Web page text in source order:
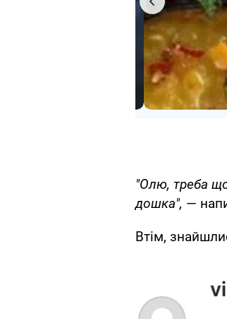
"Олю, треба
дошка", —
Втім,